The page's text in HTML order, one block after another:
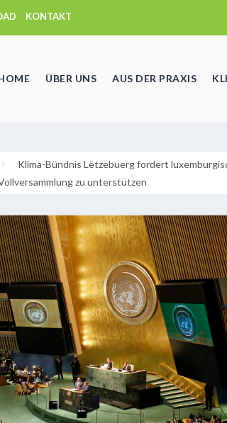
KONTAKT
ÜBER UNS AUS DER PRAXIS
Klima-Bündnis Lëtzebuerg fordert
zu unterstützen